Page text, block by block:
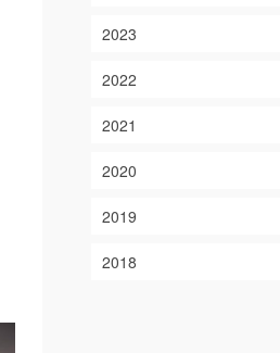
2023
2022
2021
2020
2019
2018